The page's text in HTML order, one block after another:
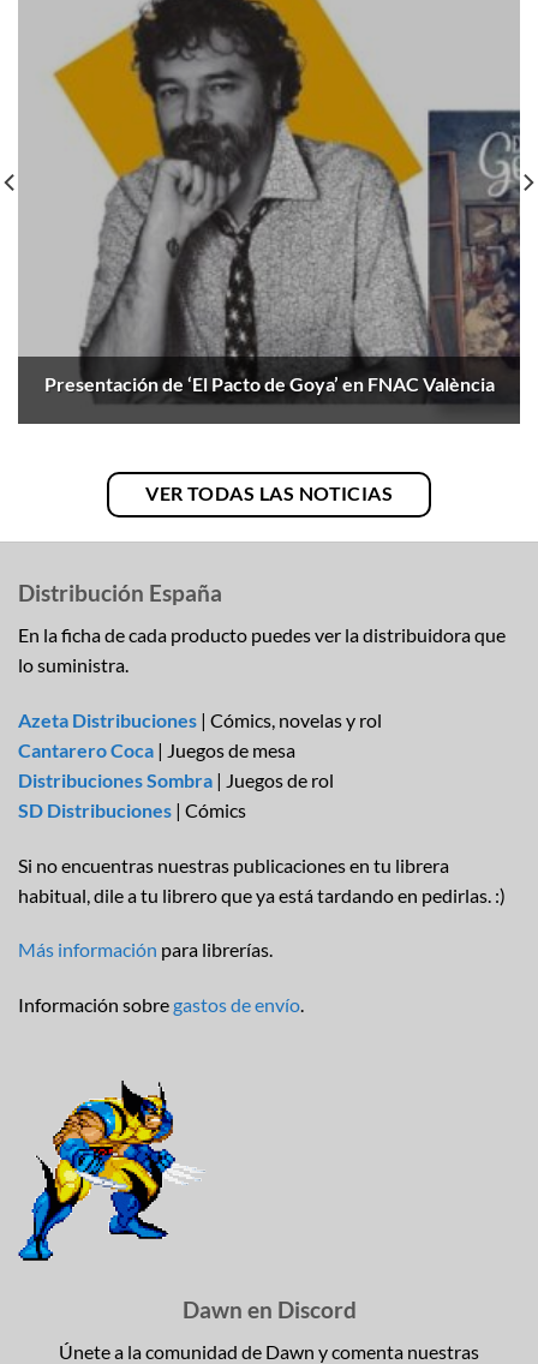
Presentación de ‘El Pacto de Goya’ en FNAC València
VER TODAS LAS NOTICIAS
Distribución España
En la ficha de cada producto puedes ver la distribuidora que
lo suministra.
Azeta Distribuciones | Cómics, novelas y rol
Cantarero Coca | Juegos de mesa
Distribuciones Sombra | Juegos de rol
SD Distribuciones | Cómics
Si no encuentras nuestras publicaciones en tu librera
habitual, dile a tu librero que ya está tardando en pedirlas. :)
Más información para librerías.
Información sobregastos de envío.
Dawn en Discord
Únete a la comunidad de Dawn y comenta nuestras